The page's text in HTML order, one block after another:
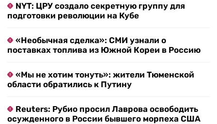
NYT: ЦРУ создало секретную группу для
подготовки революции на Кубе
«Необычная сделка»: СМИ узнали о
поставках топлива из Южной Кореи в Россию
«Мы не хотим тонуть»: жители Тюменской
области обратились к Путину
Reuters: Рубио просил Лаврова освободить
осужденного в России бывшего морпеха США